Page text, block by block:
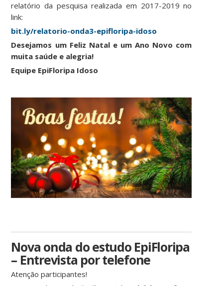
relatório da pesquisa realizada em 2017-2019 no
link:
bit.ly/relatorio-onda3-epifloripa-idoso
Desejamos um Feliz Natal eum Ano Novo com
muita saúde e alegria!
Equipe EpiFloripa Idoso
Nova onda do estudo EpiFloripa
– Entrevista por telefone
Atenção participantes!